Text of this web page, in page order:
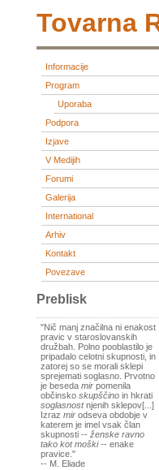
Tovarna
Informacije
Program
Uporaba
Podpora
Izjave
V Medijih
Forumi
Galerija
International
Arhiv
Kontakt
Povezave
Preblisk
"Nič manj značilna ni enakost
pravic v staroslovanskih
družbah. Polno pooblastilo je
pripadalo celotni skupnosti, in
zatorej so se morali sklepi
sprejemati soglasno. Prvotno
je beseda mir pomenila
občinsko skupščino in hkrati
soglasnostnjenih sklepov[...]
Izraz mir odseva obdobje v
katerem je imel vsak član
skupnosti -- ženske ravno
tako kot moški-- enake
pravice."
-- M. Eliade